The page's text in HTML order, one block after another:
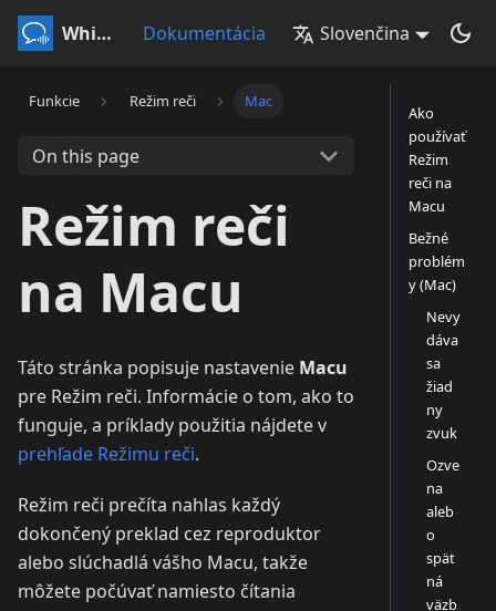
Whisperr Dokumentácia Slovenčina
Funkcie Režim reči Mac
On this page
Režim reči
na Macu
Táto stránka popisuje nastavenie Macu
pre Režim reči. Informácie o tom, ako to
funguje, a príklady použitia nájdete v
prehľade Režimu reči.
Režim reči prečíta nahlas každý
dokončený preklad cez reproduktor
alebo slúchadlá vášho Macu, takže
môžete počúvať namiesto čítania
Ako
používať
Režim
reči na
Macu
Bežné
problém
y (Mac)
Nevy
dáva
sa
žiad
ny
zvuk
Ozve
na
aleb
o
spät
ná
väzb